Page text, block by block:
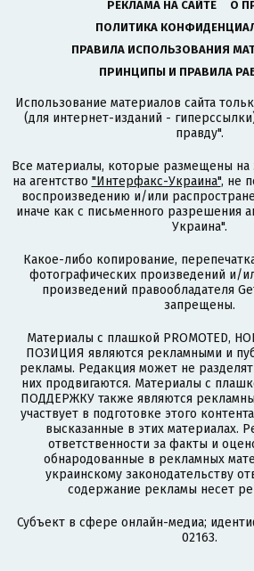
РЕКЛАМА НА САЙТЕ
О
ПОЛИТИКА
ПРАВИЛА ИСПОЛЬЗОВАНИЯ
ПРИНЦИПЫ И ПРАВИЛА
Использование материалов сайта
(для интернет-изданий -
правду".
Все материалы, которые размещены на
на агентство "Интерфакс-Украина", не
воспроизведению и/или
иначе как с письменного разрешения
Украина".
Какое-либо копирование,
фотографических произведений и/
произведений правообладателя
запрещены.
Материалы с плашкой PROMOTED,
ПОЗИЦИЯ являются рекламными и
рекламы. Редакция может не
них продвигаются. Материалы с
ПОДДЕРЖКУ также являются
участвует в подготовке этого
высказанные в этих материалах.
ответственности за факты и
обнародованные в рекламных
украинскому законодательству
содержание рекламы несет
Субъект в сфере онлайн-медиа;
02163.